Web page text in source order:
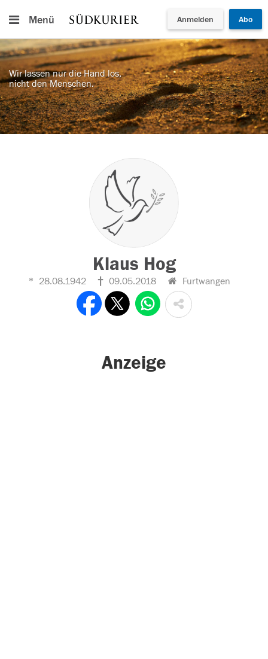
Menü Anmelden Abo
Wir lassen nur die Hand los,
nicht den Menschen.
Klaus Hog
28.08.1942 09.05.2018 Furtwangen
Anzeige